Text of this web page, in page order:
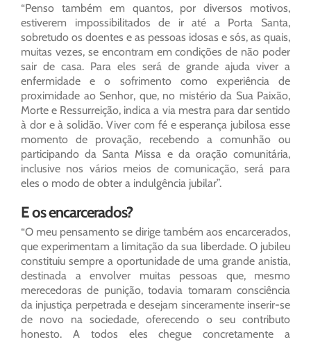
“Penso também em quantos, por diversos motivos,
estiverem impossibilitados de ir até a Porta Santa,
sobretudo os doentes e as pessoas idosas e sós, as quais,
muitas vezes, se encontram em condições de não poder
sair de casa. Para eles será de grande ajuda viver a
enfermidade e o sofrimento como experiência de
proximidade ao Senhor, que, no mistério da Sua Paixão,
Morte e Ressurreição, indica a via mestra para dar sentido
à dor e à solidão. Viver com fé e esperança jubilosa esse
momento de provação, recebendo a comunhão ou
participando da Santa Missa e da oração comunitária,
inclusive nos vários meios de comunicação, será para
eles o modo de obter a indulgência jubilar”.
E os encarcerados?
“O meu pensamento se dirige também aos encarcerados,
que experimentam a limitação da sua liberdade. O jubileu
constituiu sempre a oportunidade de uma grande anistia,
destinada a envolver muitas pessoas que, mesmo
merecedoras de punição, todavia tomaram consciência
da injustiça perpetrada e desejam sinceramente inserir-se
de novo na sociedade, oferecendo o seu contributo
honesto. A todos eles chegue concretamente a